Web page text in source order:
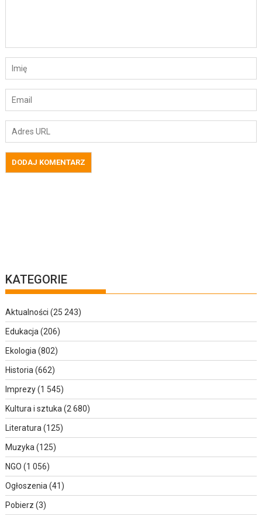
KATEGORIE
Aktualności (25 243)
Edukacja (206)
Ekologia (802)
Historia (662)
Imprezy(1 545)
Kultura i sztuka (2 680)
Literatura (125)
Muzyka (125)
NGO (1 056)
Ogłoszenia (41)
Pobierz (3)